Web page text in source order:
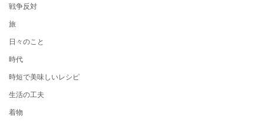
戦争反対
旅
日々のこと
時代
時短で美味しいレシピ
生活の工夫
着物